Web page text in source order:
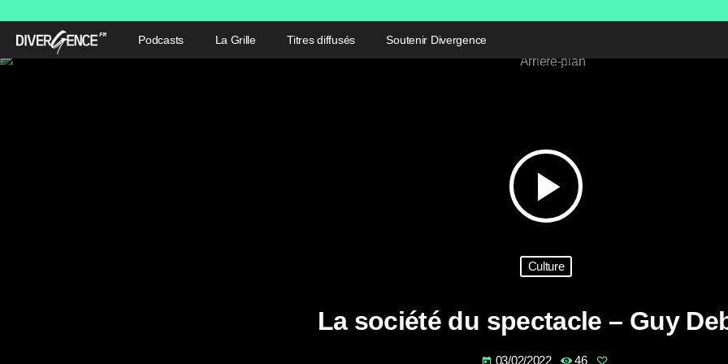
Podcasts La Grille Titres diffusés Soutenir Divergence
play_arrow
Culture
La société du spectacle – Guy
today 03/02/2022 46